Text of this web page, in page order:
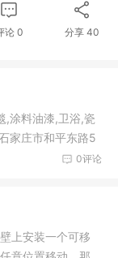
论0 分享 40
,涂料油漆,卫浴,瓷
家庄市和平东路5
0评论
上安装一个可移